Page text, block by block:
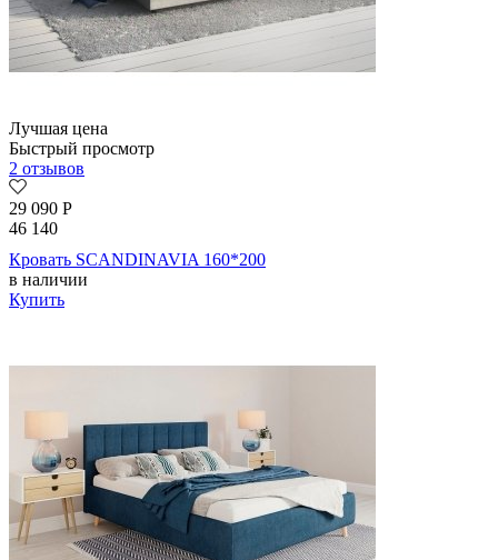
Лучшая цена
Быстрый просмотр
2 отзывов
29 090 Р
46 140
Кровать SCANDINAVIA 160*200
в наличии
Купить